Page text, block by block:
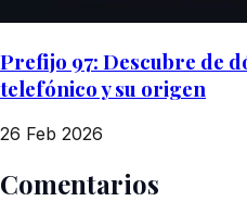
Prefijo 97: Descubre de
telefónico y su origen
26 Feb 2026
Comentarios